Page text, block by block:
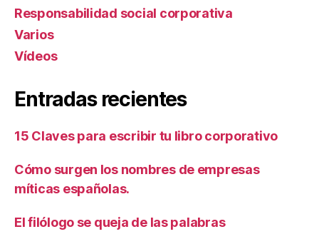
Responsabilidad social corporativa
Varios
Ví­deos
Entradas recientes
15 Claves para escribir tu libro corporativo
Cómo surgen los nombres de empresas
míticas españolas.
El filólogo se queja de las palabras